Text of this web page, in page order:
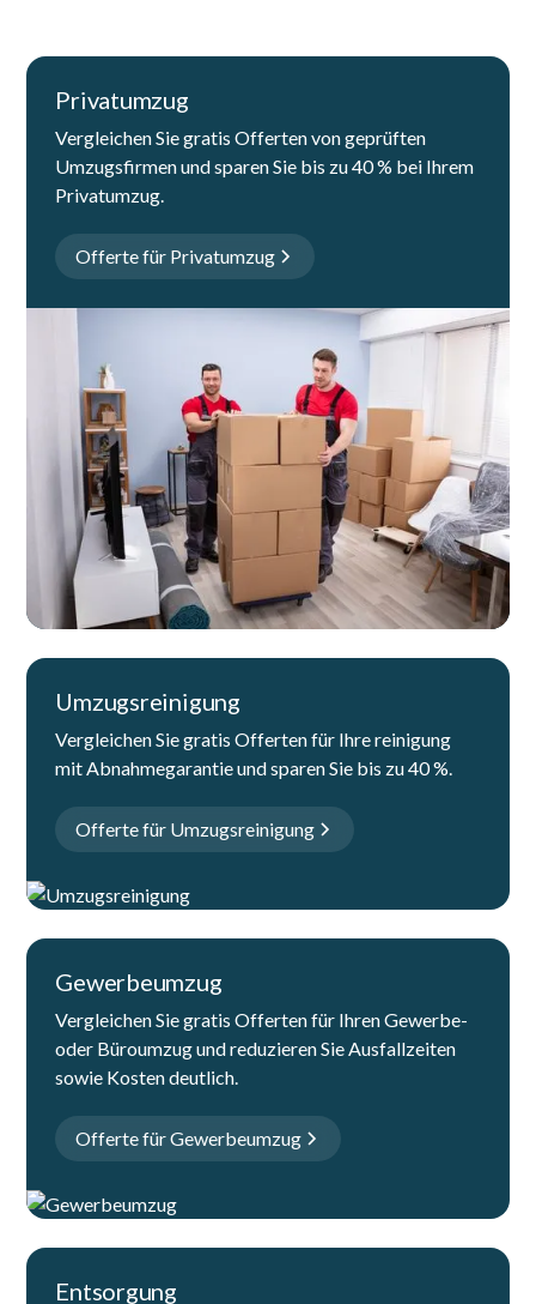
Privatumzug
Vergleichen Sie gratis Offerten von geprüften
Umzugsfirmen und sparen Sie bis zu 40 % bei Ihrem
Privatumzug.
Offerte für Privatumzug
Umzugsreinigung
Vergleichen Sie gratis Offerten für Ihre reinigung
mit Abnahmegarantie und sparen Sie bis zu 40 %.
Offerte für Umzugsreinigung
Gewerbeumzug
Vergleichen Sie gratis Offerten für Ihren Gewerbe-
oder Büroumzug und reduzieren Sie Ausfallzeiten
sowie Kosten deutlich.
Offerte für Gewerbeumzug
Entsorgung